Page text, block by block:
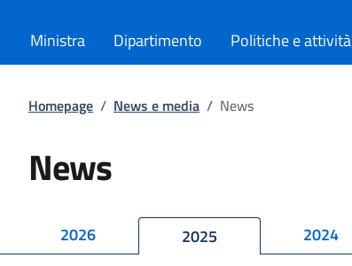
Ministra Dipartimento Politiche e attività
Homepage / News e media / News
News
2026 2025 2024